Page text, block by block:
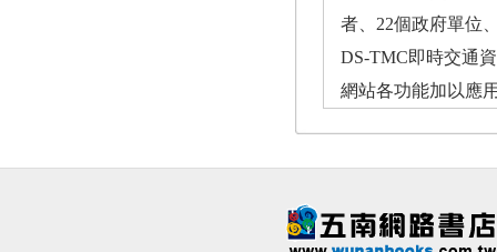
者、22個政府單位
DS-TMC即時交通
網站各功能加以應